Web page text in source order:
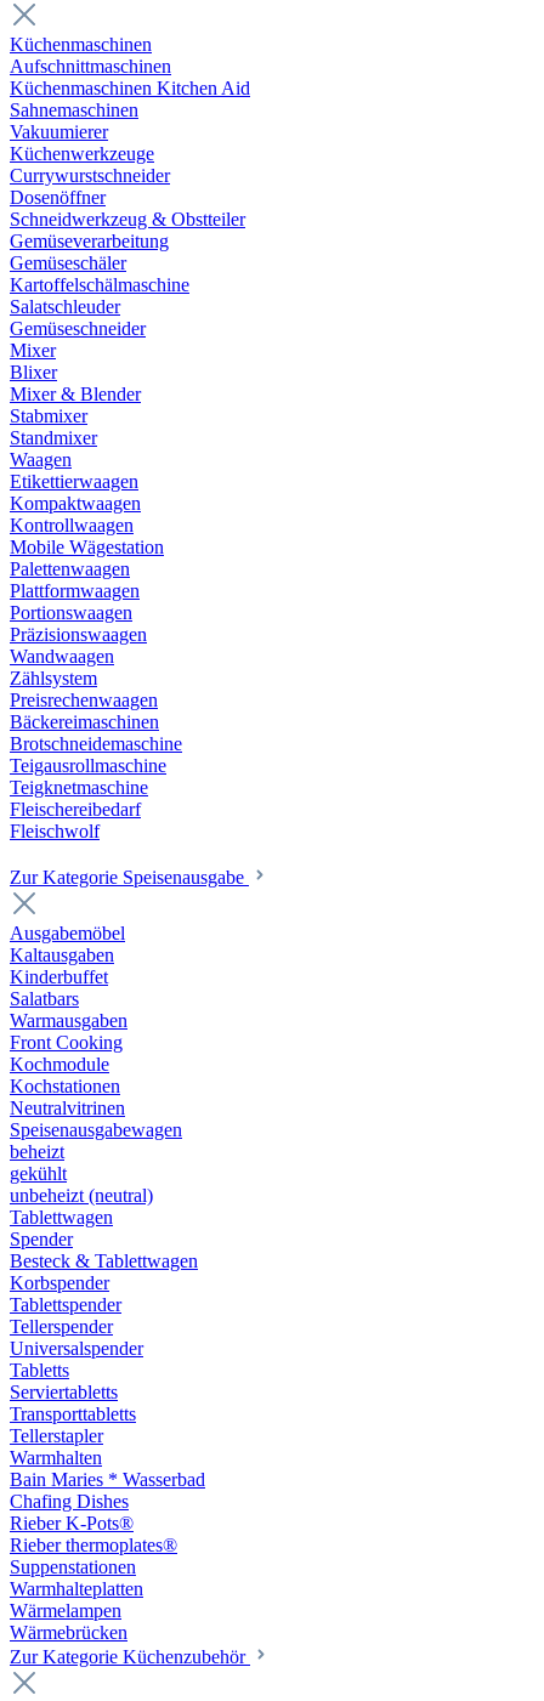
Küchenmaschinen
Aufschnittmaschinen
Küchenmaschinen Kitchen Aid
Sahnemaschinen
Vakuumierer
Küchenwerkzeuge
Currywurstschneider
Dosenöffner
Schneidwerkzeug & Obstteiler
Gemüseverarbeitung
Gemüseschäler
Kartoffelschälmaschine
Salatschleuder
Gemüseschneider
Mixer
Blixer
Mixer & Blender
Stabmixer
Standmixer
Waagen
Etikettierwaagen
Kompaktwaagen
Kontrollwaagen
Mobile Wägestation
Palettenwaagen
Plattformwaagen
Portionswaagen
Präzisionswaagen
Wandwaagen
Zählsystem
Preisrechenwaagen
Bäckereimaschinen
Brotschneidemaschine
Teigausrollmaschine
Teigknetmaschine
Fleischereibedarf
Fleischwolf
Zur Kategorie Speisenausgabe
Ausgabemöbel
Kaltausgaben
Kinderbuffet
Salatbars
Warmausgaben
Front Cooking
Kochmodule
Kochstationen
Neutralvitrinen
Speisenausgabewagen
beheizt
gekühlt
unbeheizt (neutral)
Tablettwagen
Spender
Besteck & Tablettwagen
Korbspender
Tablettspender
Tellerspender
Universalspender
Tabletts
Serviertabletts
Transporttabletts
Tellerstapler
Warmhalten
Bain Maries * Wasserbad
Chafing Dishes
Rieber K-Pots®
Rieber thermoplates®
Suppenstationen
Warmhalteplatten
Wärmelampen
Wärmebrücken
Zur Kategorie Küchenzubehör